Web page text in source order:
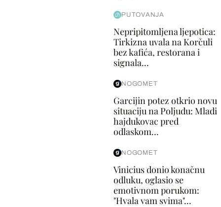
PUTOVANJA
Nepripitomljena ljepotica:
Tirkizna uvala na Korčuli
bez kafića, restorana i
signala...
NOGOMET
Garcijin potez otkrio novu
situaciju na Poljudu: Mladi
hajdukovac pred
odlaskom...
NOGOMET
Vinicius donio konačnu
odluku, oglasio se
emotivnom porukom:
"Hvala vam svima"...